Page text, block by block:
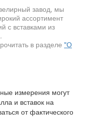
завод, мы
ассортимент
с вставками из
в разделе "О
измерения могут
и вставок на
от фактического